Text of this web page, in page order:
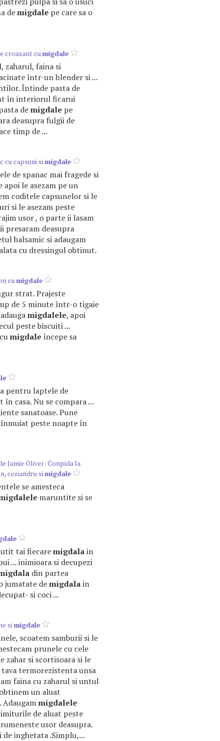
demigdale pe care sa o
croasant cumigdale
zaharul, faina si
într-un blender si ...
Întinde pasta de
în interiorul ficarui
demigdale pe
deasupra fulgii de
timp de ...
cu capsuni simigdale
de spanac mai fragede si
apoi le asezam pe un
coditele capsunelor si le
si le asezam peste
usor , o parte ii lasam
presaram deasupra
balsamic si adaugam
cu dressingul obtinut.
cumigdale
strat. Prajeste
de 5 minute într-o tigaie
migdalele, apoi
peste biscuiti ...
migdale începe sa
pentru laptele de
casa. Nu se compara ...
sanatoase. Pune
peste noapte în
Jamie Oliver: Conpida la
coriandru simigdale
se amesteca
maruntite si se
tai fiecaremigdalain
... inimioara si decupezi
din partea
jumatate demigdalain
si coci ...
simigdale
scoatem samburii si le
prunele cu cele
zahar si scortisoara si le
termorezistenta unsa
faina cu zaharul si untul
un aluat
migdalele
de aluat peste
usor deasupra.
inghetata .Simplu,...